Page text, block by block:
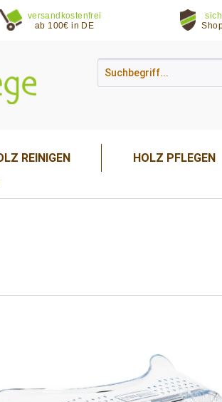
versandkostenfrei
ab 100€ in DE
REINIGEN HOLZ PFLEGEN